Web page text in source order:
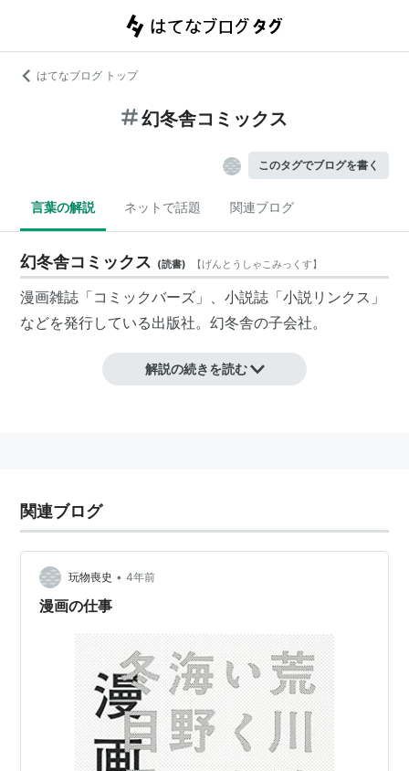
はてなブログ トップ
幻冬舎コミックス
このタグでブログを書く
言葉の解説 ネットで話題 関連ブログ
幻冬舎コミックス (読書) 【げんとうしゃこみっくす】
漫画雑誌「コミックバーズ 」、小説誌「小説リンクス 」
などを発行している出版社。幻冬舎の子会社。
リスト::出版社
解説の続きを読む
関連ブログ
玩物喪史 • 4年前
漫画の仕事